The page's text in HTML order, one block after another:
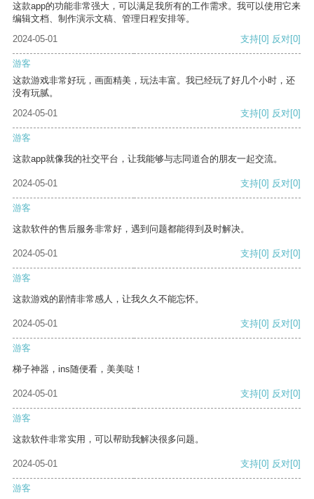
这款app的功能非常强大，可以满足我所有的工作需求。我可以使用它来
编辑文档、制作演示文稿、管理日程安排等。
2024-05-01
支持[0] 反对[0]
游客
这款游戏非常好玩，画面精美，玩法丰富。我已经玩了好几个小时，还
没有玩腻。
2024-05-01
支持[0] 反对[0]
游客
这款app就像我的社交平台，让我能够与志同道合的朋友一起交流。
2024-05-01 支持[0] 反对[0]
游客
这款软件的售后服务非常好，遇到问题都能得到及时解决。
2024-05-01 支持[0] 反对[0]
游客
这款游戏的剧情非常感人，让我久久不能忘怀。
2024-05-01 支持[0] 反对[0]
游客
梯子神器，ins随便看，美美哒！
2024-05-01 支持[0] 反对[0]
游客
这款软件非常实用，可以帮助我解决很多问题。
2024-05-01 支持[0] 反对[0]
游客